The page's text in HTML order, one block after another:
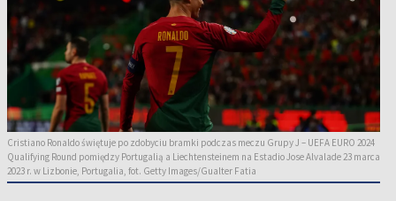
Cristiano Ronaldo świętuje po zdobyciu bramki podczas meczu Grupy J – UEFA EURO 2024
Qualifying Round pomiędzy Portugalią a Liechtensteinem na Estadio Jose Alvalade 23 marca
2023 r. w Lizbonie, Portugalia, fot. Getty Images/Gualter Fatia